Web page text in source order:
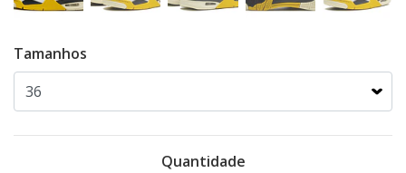
Tamanhos
Quantidade